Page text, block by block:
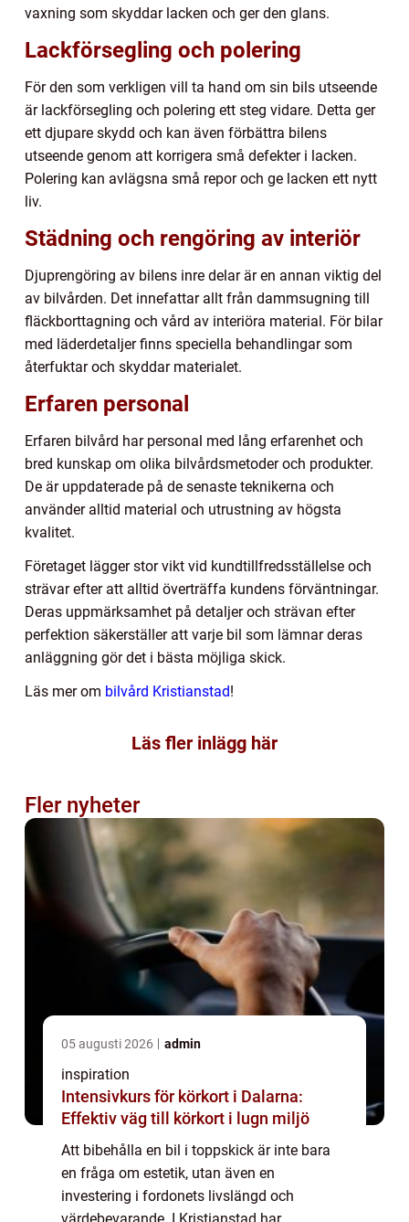
vaxning som skyddar lacken och ger den glans.
Lackförsegling och polering
För den som verkligen vill ta hand om sin bils utseende
är lackförsegling och polering ett steg vidare. Detta ger
ett djupare skydd och kan även förbättra bilens
utseende genom att korrigera små defekter i lacken.
Polering kan avlägsna små repor och ge lacken ett nytt
liv.
Städning och rengöring av interiör
Djuprengöring av bilens inre delar är en annan viktig del
av bilvården. Det innefattar allt från dammsugning till
fläckborttagning och vård av interiöra material. För bilar
med läderdetaljer finns speciella behandlingar som
återfuktar och skyddar materialet.
Erfaren personal
Erfaren bilvård har personal med lång erfarenhet och
bred kunskap om olika bilvårdsmetoder och produkter.
De är uppdaterade på de senaste teknikerna och
använder alltid material och utrustning av högsta
kvalitet.
Företaget lägger stor vikt vid kundtillfredsställelse och
strävar efter att alltid överträffa kundens förväntningar.
Deras uppmärksamhet på detaljer och strävan efter
perfektion säkerställer att varje bil som lämnar deras
anläggning gör det i bästa möjliga skick.
Läs mer om bilvård Kristianstad!
Läs fler inlägg här
Fler nyheter
05 augusti 2026 admin
inspiration
Intensivkurs för körkort i Dalarna:
Effektiv väg till körkort i lugn miljö
Att bibehålla en bil i toppskick är inte bara
en fråga om estetik, utan även en
investering i fordonets livslängd och
värdebevarande. I Kristianstad har